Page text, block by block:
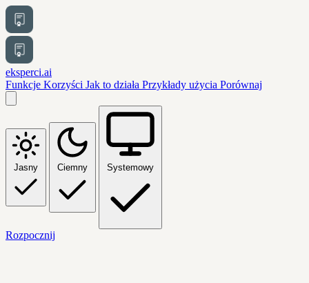
eksperci.ai
Funkcje Korzyści Jak to działa Przykłady użycia Porównaj
Jasny Ciemny Systemowy
Rozpocznij